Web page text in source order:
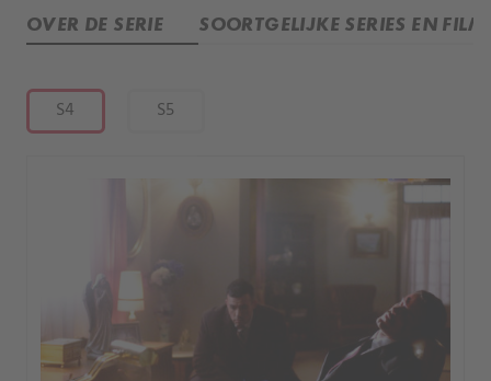
OVER DE SERIE SOORTGELIJKE SERIES EN
S4 S5